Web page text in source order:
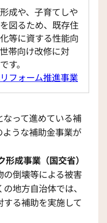
成や、子育てしや
図るため、既存住
等に資する性能向
帯向け改修に対
す。
フォーム推進事業
って進めている補
うな補助金事業が
成事業（国交省）
倒壊等による被害
地方自治体では、
る補助を実施して